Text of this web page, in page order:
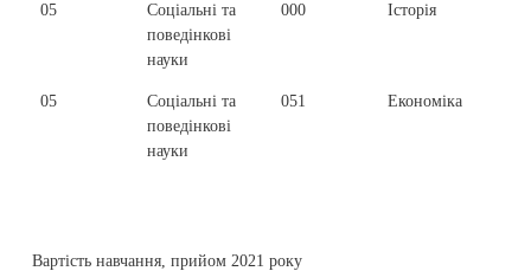
05
Соціальні та
поведінкові
науки
000 Історія
05
Соціальні та
поведінкові
науки
051 Економіка
Вартість навчання, прийом 2021 року